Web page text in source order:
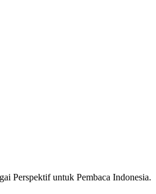
Perspektif untuk Pembaca Indonesia.